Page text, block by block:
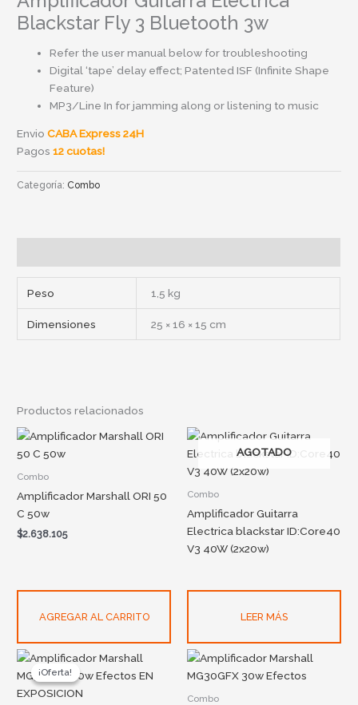
Blackstar Fly 3 Bluetooth 3w
Refer the user manual below for troubleshooting
Digital ‘tape’ delay effect; Patented ISF (Infinite Shape
Feature)
MP3/Line In for jamming along or listening to music
EnvioCABA Express 24H
Pagos12 cuotas!
Categoría: Combo
Peso 1,5 kg
Dimensiones 25 × 16 × 15 cm
Productos relacionados
Combo
Amplificador Marshall ORI 50
C 50w
$2.638.105
AGREGAR AL CARRITO
AGOTADO
Combo
Amplificador Guitarra
Electrica blackstar ID:Core40
V3 40W (2x20w)
LEER MÁS
¡Oferta!
¡Oferta!
Original
price
was:
$1.056.504.
Current
is:
Combo